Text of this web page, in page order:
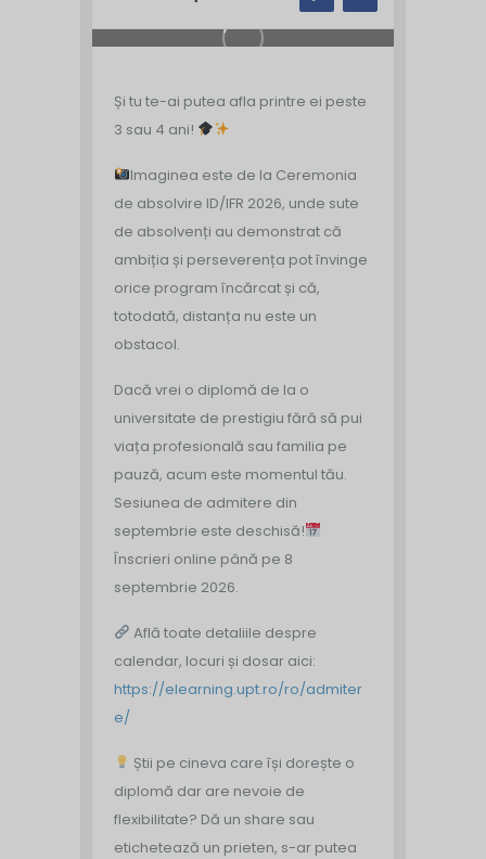
Și tu te-ai putea afla printre ei peste
3 sau 4 ani!
Imaginea este de la Ceremonia
de absolvire ID/IFR 2026, unde sute
de absolvenți au demonstrat că
ambiția și perseverența pot învinge
orice program încărcat și că,
totodată, distanța nu este un
obstacol.
Dacă vrei o diplomă de la o
universitate de prestigiu fără să pui
viața profesională sau familia pe
pauză, acum este momentul tău.
Sesiunea de admitere din
septembrie este deschisă!
Înscrieri online până pe 8
septembrie 2026.
Află toate detaliile despre
calendar, locuri și dosar aici:
https://elearning.upt.ro/ro/admiter
e/
Știi pe cineva care își dorește o
diplomă dar are nevoie de
flexibilitate? Dă un share sau
etichetează un prieten, s-ar putea